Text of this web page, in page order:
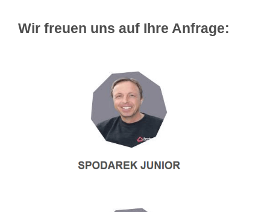
Wir freuen uns auf Ihre Anfrage: